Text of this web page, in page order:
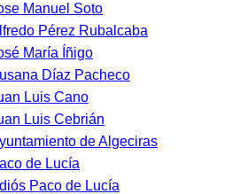
Manuel Soto
Pérez Rubalcaba
María Íñigo
Díaz Pacheco
Luis Cano
Luis Cebrián
de Algeciras
de Lucía
Paco de Lucía